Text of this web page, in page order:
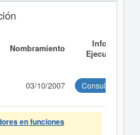
Nombramiento
Informe
Ejecutivo
03/10/2007 Consultar
en funciones